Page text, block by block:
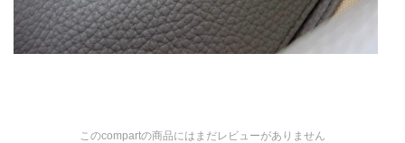
このcompartの商品にはまだレビューがありません